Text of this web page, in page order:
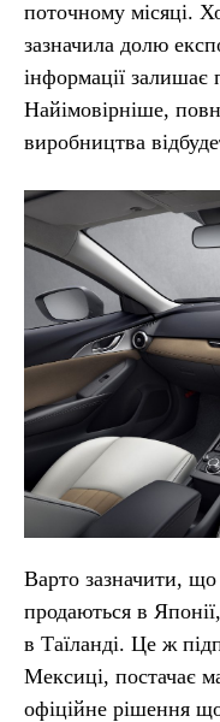
поточному місяці.
зазначила долю
інформації залишає
Найімовірніше,
виробництва
Варто зазначити, що
продаються в
в Таїланді. Це ж
Мексиці, постачає
офіційне рішення